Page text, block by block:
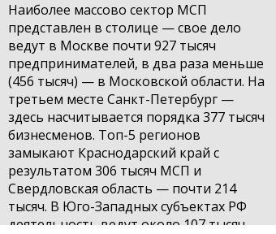
Наиболее массово сектор МСП
представлен в столице — свое дело
ведут в Москве почти 927 тысяч
предпринимателей, в два раза меньше
(456 тысяч) — в Московской области. На
третьем месте Санкт-Петербург —
здесь насчитывается порядка 377 тысяч
бизнесменов. Топ-5 регионов
замыкают Краснодарский край с
результатом 306 тысяч МСП и
Свердловская область — почти 214
тысяч. В Юго-Западных субъектах РФ
деятельность ведут около 107 тысяч